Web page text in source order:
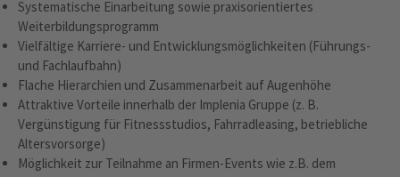
Systematische Einarbeitung sowie praxisorientiertes
Weiterbildungsprogramm
Vielfältige Karriere- und Entwicklungsmöglichkeiten (Führungs-
und Fachlaufbahn)
Flache Hierarchien und Zusammenarbeit auf Augenhöhe
Attraktive Vorteile innerhalb der Implenia Gruppe (z. B.
Vergünstigung für Fitnessstudios, Fahrradleasing, betriebliche
Altersvorsorge)
Möglichkeit zur Teilnahme an Firmen-Events wie z.B. dem